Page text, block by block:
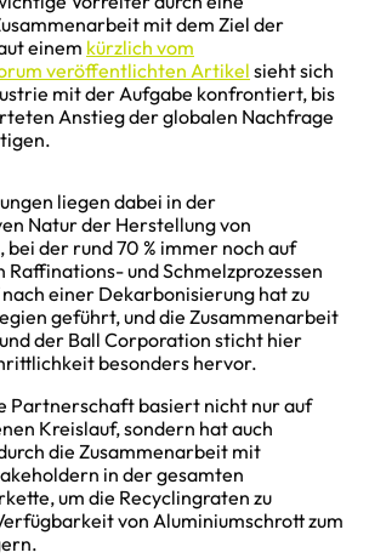
mit dem Ziel der
einem kürzlich vom
veröffentlichten Artikel sieht sich
mit der Aufgabe konfrontiert, bis
Anstieg der globalen Nachfrage
liegen dabei in der
Natur der Herstellung von
der rund 70 % immer noch auf
und Schmelzprozessen
einer Dekarbonisierung hat zu
geführt, und die Zusammenarbeit
der Ball Corporation sticht hier
besonders hervor.
Partnerschaft basiert nicht nur auf
Kreislauf, sondern hat auch
die Zusammenarbeit mit
in der gesamten
um die Recyclingraten zu
von Aluminiumschrott zum